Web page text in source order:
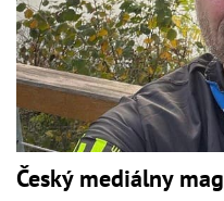
Český mediálny